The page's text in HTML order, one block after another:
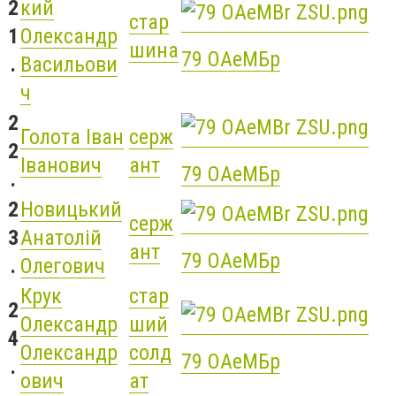
2
1
.
кий
Олександр
Васильови
ч
стар
шина79 ОАеМБр
2
2
.
Голота Іван
Іванович
серж
ант
79 ОАеМБр
2
3
.
Новицький
Анатолій
Олегович
серж
ант
79 ОАеМБр
2
4
.
Крук
Олександр
Олександр
ович
стар
ший
солд
ат
79 ОАеМБр